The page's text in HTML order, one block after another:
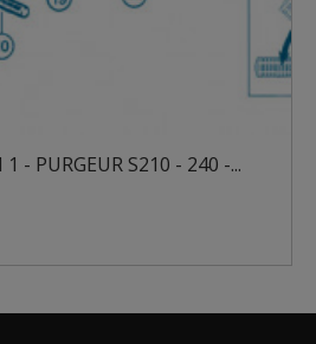
- PURGEUR S210 - 240 -...